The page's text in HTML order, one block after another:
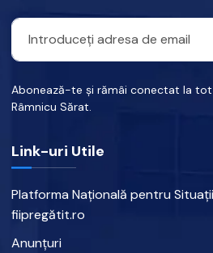
Abonează-te și rămâi conectat la
Râmnicu Sărat.
Link-uri Utile
Platforma Națională pentru
fiipregătit.ro
Anunțuri